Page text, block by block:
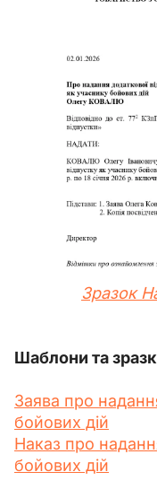
Зразок
Шаблони та
Заява про
бойових дій
Наказ про
бойових дій